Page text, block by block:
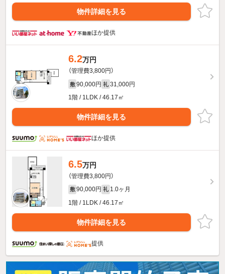
物件詳細を見る
ほか提供
6.2万円
（管理費3,800円）
敷 90,000円 礼 31,000円
1階 / 1LDK / 46.17㎡
物件詳細を見る
ほか提供
6.5万円
（管理費3,800円）
敷 90,000円 礼 1.0ヶ月
1階 / 1LDK / 46.17㎡
物件詳細を見る
提供